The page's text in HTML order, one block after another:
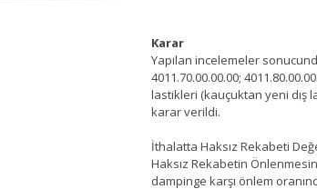
Karar
Yapılan incelemeler
4011.70.00.00.00;
lastikleri (kauçuktan yeni dış
karar verildi.
İthalatta Haksız Rekabeti
Haksız Rekabetin
dampinge karşı önlem